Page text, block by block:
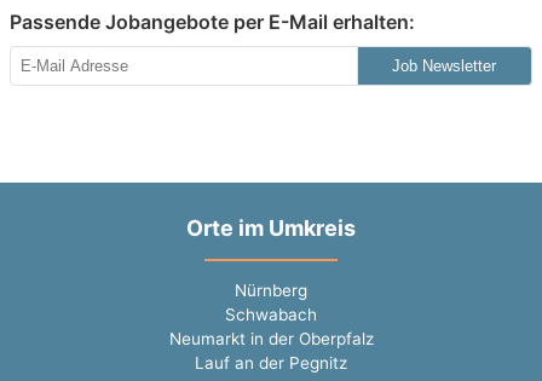
Passende Jobangebote per E-Mail erhalten:
Job Newsletter
Orte im Umkreis
Nürnberg
Schwabach
Neumarkt in der Oberpfalz
Lauf an der Pegnitz